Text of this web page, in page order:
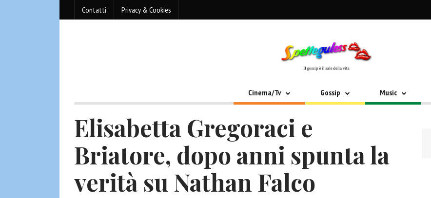
Contatti Privacy & Cookies
Cinema/Tv Gossip Music
Elisabetta Gregoraci e
Briatore, dopo anni spunta la
verità su Nathan Falco